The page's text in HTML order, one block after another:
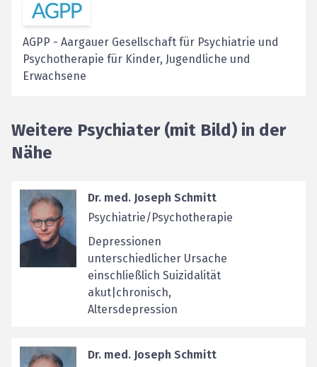
AGPP - Aargauer Gesellschaft für Psychiatrie und
Psychotherapie für Kinder, Jugendliche und
Erwachsene
Weitere Psychiater (mit Bild) in der
Nähe
Dr. med. Joseph Schmitt
Psychiatrie/Psychotherapie
Depressionen
unterschiedlicher Ursache
einschließlich Suizidalität
akut|chronisch,
Altersdepression
Dr. med. Joseph Schmitt